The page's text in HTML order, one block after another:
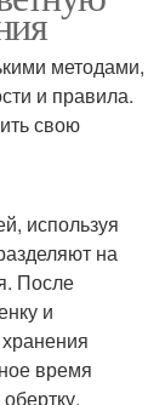
методами,
и правила.
свою
используя
на
После
и
время